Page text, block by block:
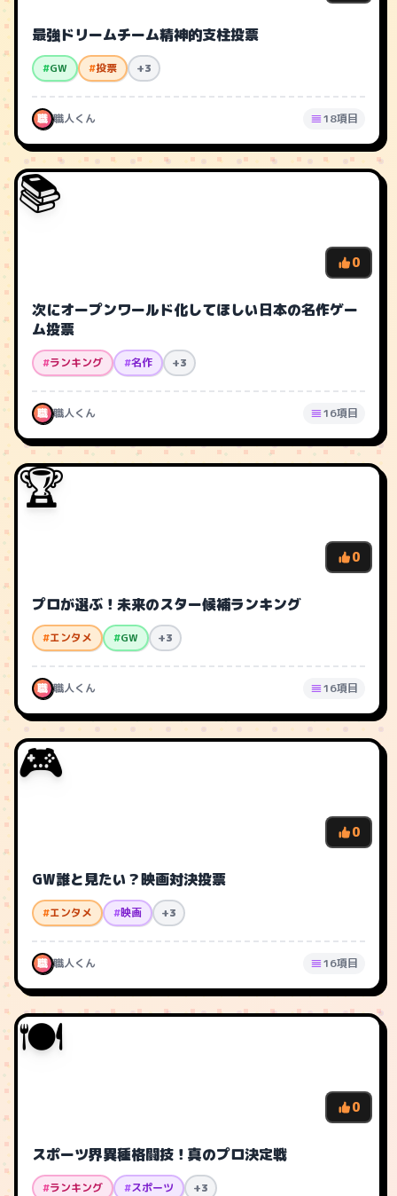
最強ドリームチーム精神的支柱投票
#GW #投票 +3
職 職人くん 18項目
📚
0
次にオープンワールド化してほしい日本の名作ゲー
ム投票
#ランキング #名作 +3
職 職人くん 16項目
🏆
0
プロが選ぶ！未来のスター候補ランキング
#エンタメ #GW +3
職 職人くん 16項目
🎮
0
GW誰と見たい？映画対決投票
#エンタメ #映画 +3
職 職人くん 16項目
🍽️
0
スポーツ界異種格闘技！真のプロ決定戦
#ランキング #スポーツ +3